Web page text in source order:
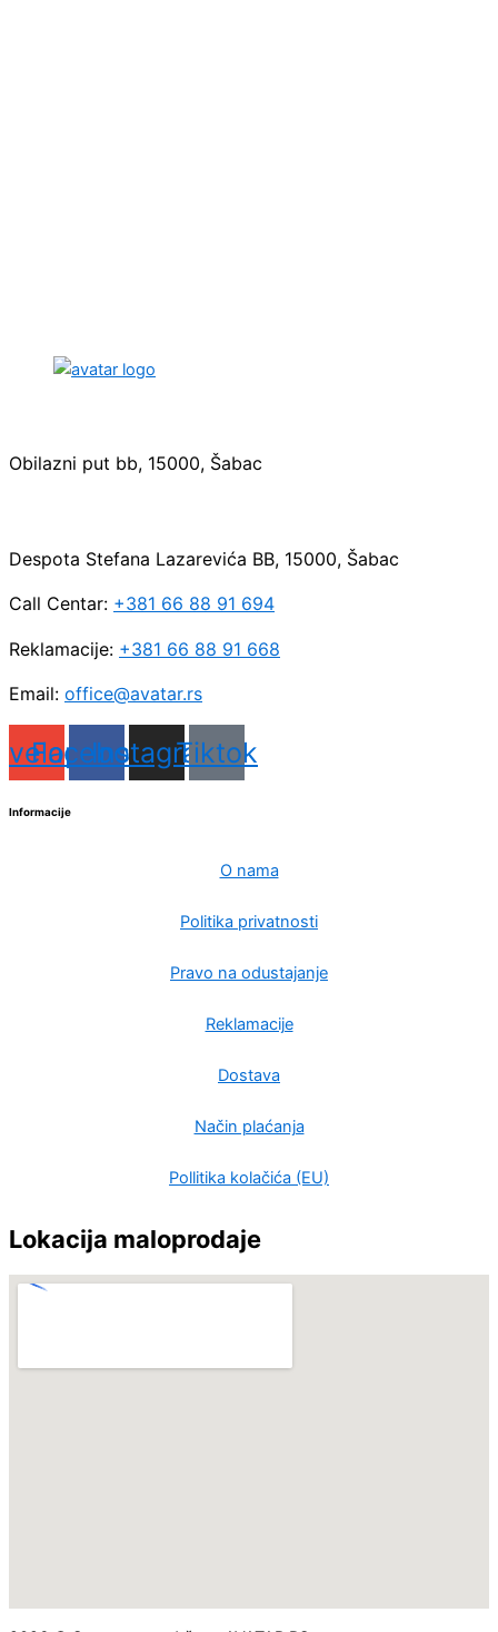
Obilazni put bb, 15000, Šabac
Despota Stefana Lazarevića BB, 15000, Šabac
Call Centar: +381 66 88 91 694
Reklamacije: +381 66 88 91 668
Email: office@avatar.rs
Facebook
Instagram
Tiktok
Informacije
O nama
Politika privatnosti
Pravo na odustajanje
Reklamacije
Dostava
Način plaćanja
Pollitika kolačića (EU)
Lokacija maloprodaje